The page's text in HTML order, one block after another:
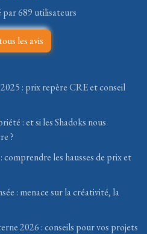
par 689 utilisateurs
les avis
: prix repère CRE et conseil
: et si les Shadoks nous
?
les hausses de prix et
: menace sur la créativité, la
2026 : conseils pour vos projets